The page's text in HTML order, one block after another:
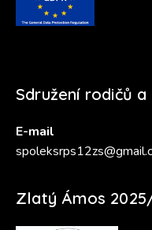
Sdružení
E-mail
Zlatý Ámos